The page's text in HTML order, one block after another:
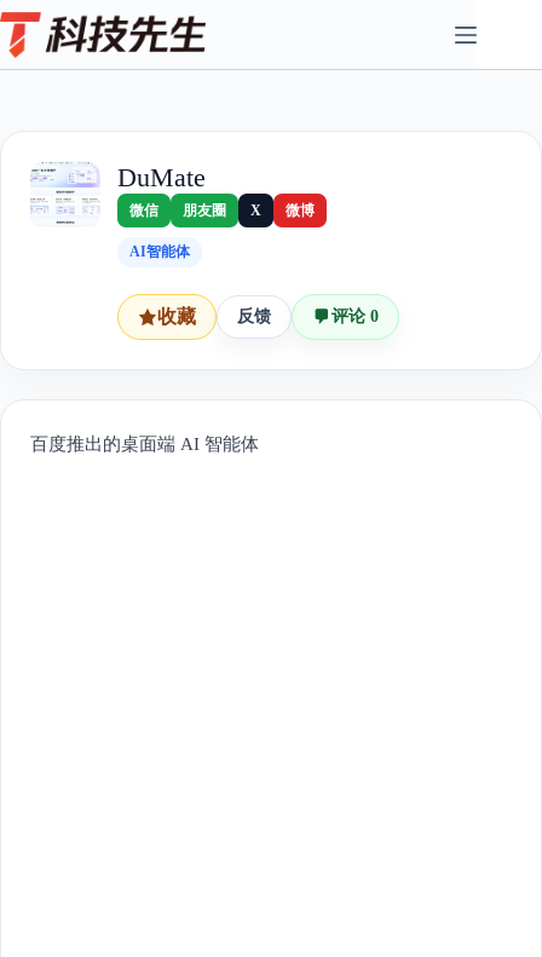
Skip
to
content
DuMate
微信 朋友圈 X 微博
AI智能体
收藏 反馈 评论 0
百度推出的桌面端 AI 智能体